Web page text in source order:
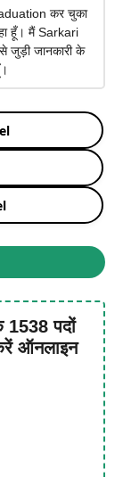
कर चुका
हूँ। मैं Sarkari
जानकारी के
पदों
ऑनलाइन